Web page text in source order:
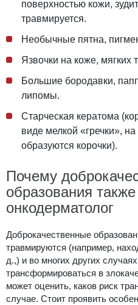
поверхностью кожи,
травмируется.
Необычные пятна,
Язвочки на коже, мягких
Большие бородавки,
липомы.
Старческая кератома
виде мелкой «гречки»,
образуются корочки).
Почему
образования
онкодерматолог
Доброкачественные
травмируются (например,
д.,) и во многих других
трансформироваться в
может оценить, каков риск
случае. Стоит проявить